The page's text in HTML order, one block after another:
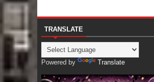
TRANSLATE
Powered by Translate